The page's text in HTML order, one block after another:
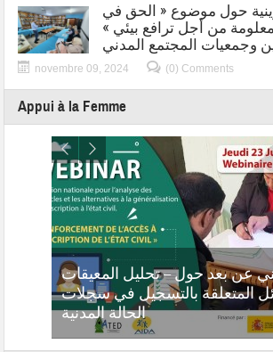
حول موضوع « الحق في
من أجل ترافع بيئي »
وجمعيات المجتمع المدني
novembre 09, 2024 (0) Comments
Appui à la Femme
عن بعد حول – تحليل المعيقات
المتعلقة بالتسجيل في سجلات
الحالة المدنية